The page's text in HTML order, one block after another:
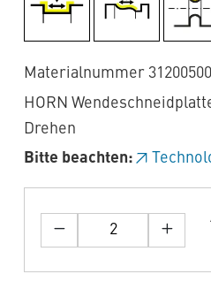
Materialnummer
HORN
Drehen
Bitte beachten: